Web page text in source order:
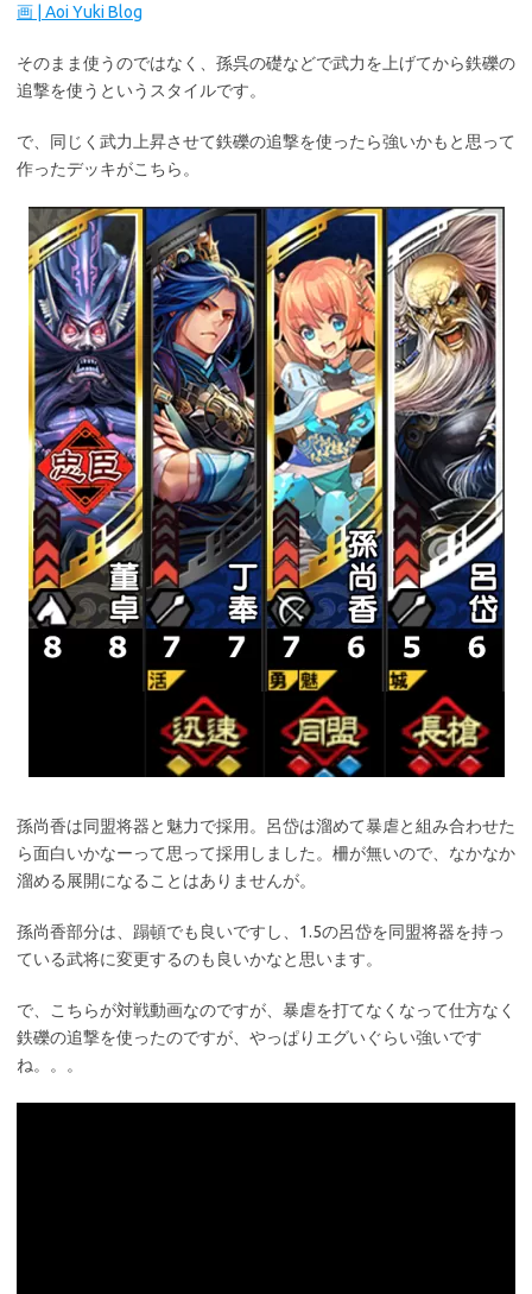
画 | Aoi Yuki Blog
そのまま使うのではなく、孫呉の礎などで武力を上げてから鉄礫の
追撃を使うというスタイルです。
で、同じく武力上昇させて鉄礫の追撃を使ったら強いかもと思って
作ったデッキがこちら。
孫尚香は同盟将器と魅力で採用。呂岱は溜めて暴虐と組み合わせた
ら面白いかなーって思って採用しました。柵が無いので、なかなか
溜める展開になることはありませんが。
孫尚香部分は、蹋頓でも良いですし、1.5の呂岱を同盟将器を持っ
ている武将に変更するのも良いかなと思います。
で、こちらが対戦動画なのですが、暴虐を打てなくなって仕方なく
鉄礫の追撃を使ったのですが、やっぱりエグいぐらい強いです
ね。。。